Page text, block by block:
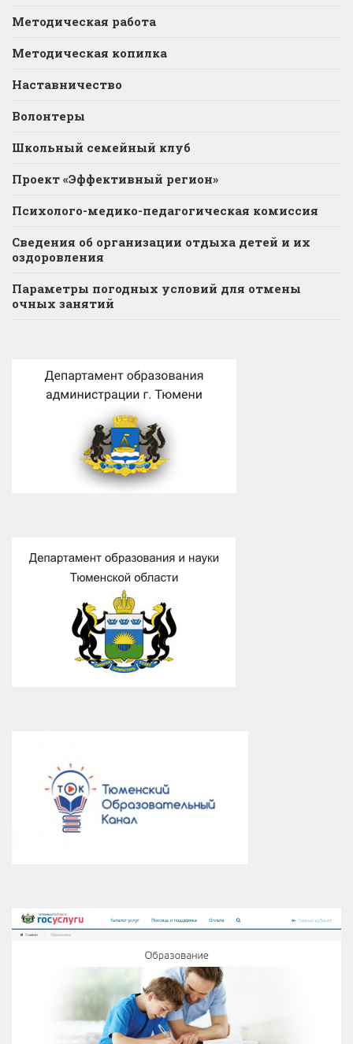
Методическая работа
Методическая копилка
Наставничество
Волонтеры
Школьный семейный клуб
Проект «Эффективный регион»
Психолого-медико-педагогическая комиссия
Сведения об организации отдыха детей и их
оздоровления
Параметры погодных условий для отмены
очных занятий